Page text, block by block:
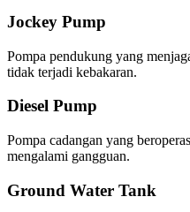
Jockey Pump
Pompa pendukung yang
tidak terjadi kebakaran.
Diesel Pump
Pompa cadangan yang
mengalami gangguan.
Ground Water Tank